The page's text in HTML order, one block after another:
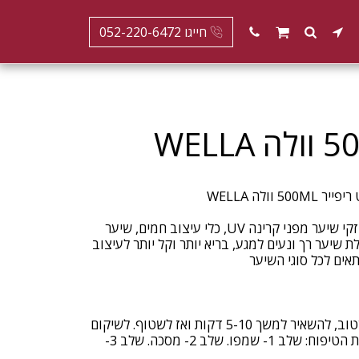
חייגו 052-220-6472
מסכה קרמית ויוקרתית לשיקום נזקי שיער מפני קרינה UV, כלי עיצוב חמים, שיער
שיער רך ונעים למגע, בריא יותר וקל יותר לעיצוב
יש למרוח את המסכה על שיער רטוב, להשאיר למשך 5-10 דקות ואז לשטוף. לשיקום
אולטימטיבי יש לעקוב אחרי שגרת הטיפוח: שלב 1- שמפו. שלב 2- מסכה. שלב 3-